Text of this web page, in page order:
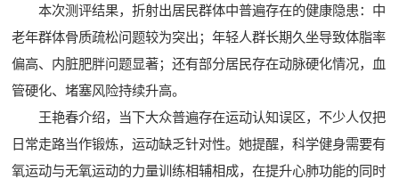
本次测评结果，折射出居民群体中普遍存在的健康隐患：中
老年群体骨质疏松问题较为突出；年轻人群长期久坐导致体脂率
偏高、内脏肥胖问题显著；还有部分居民存在动脉硬化情况，血
管硬化、堵塞风险持续升高。
王艳春介绍，当下大众普遍存在运动认知误区，不少人仅把
日常走路当作锻炼，运动缺乏针对性。她提醒，科学健身需要有
氧运动与无氧运动的力量训练相辅相成，在提升心肺功能的同时